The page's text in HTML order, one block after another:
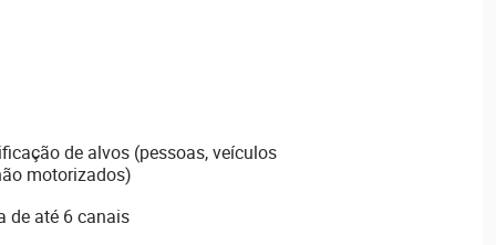
de alvos (pessoas, veículos
motorizados)
de até 6 canais